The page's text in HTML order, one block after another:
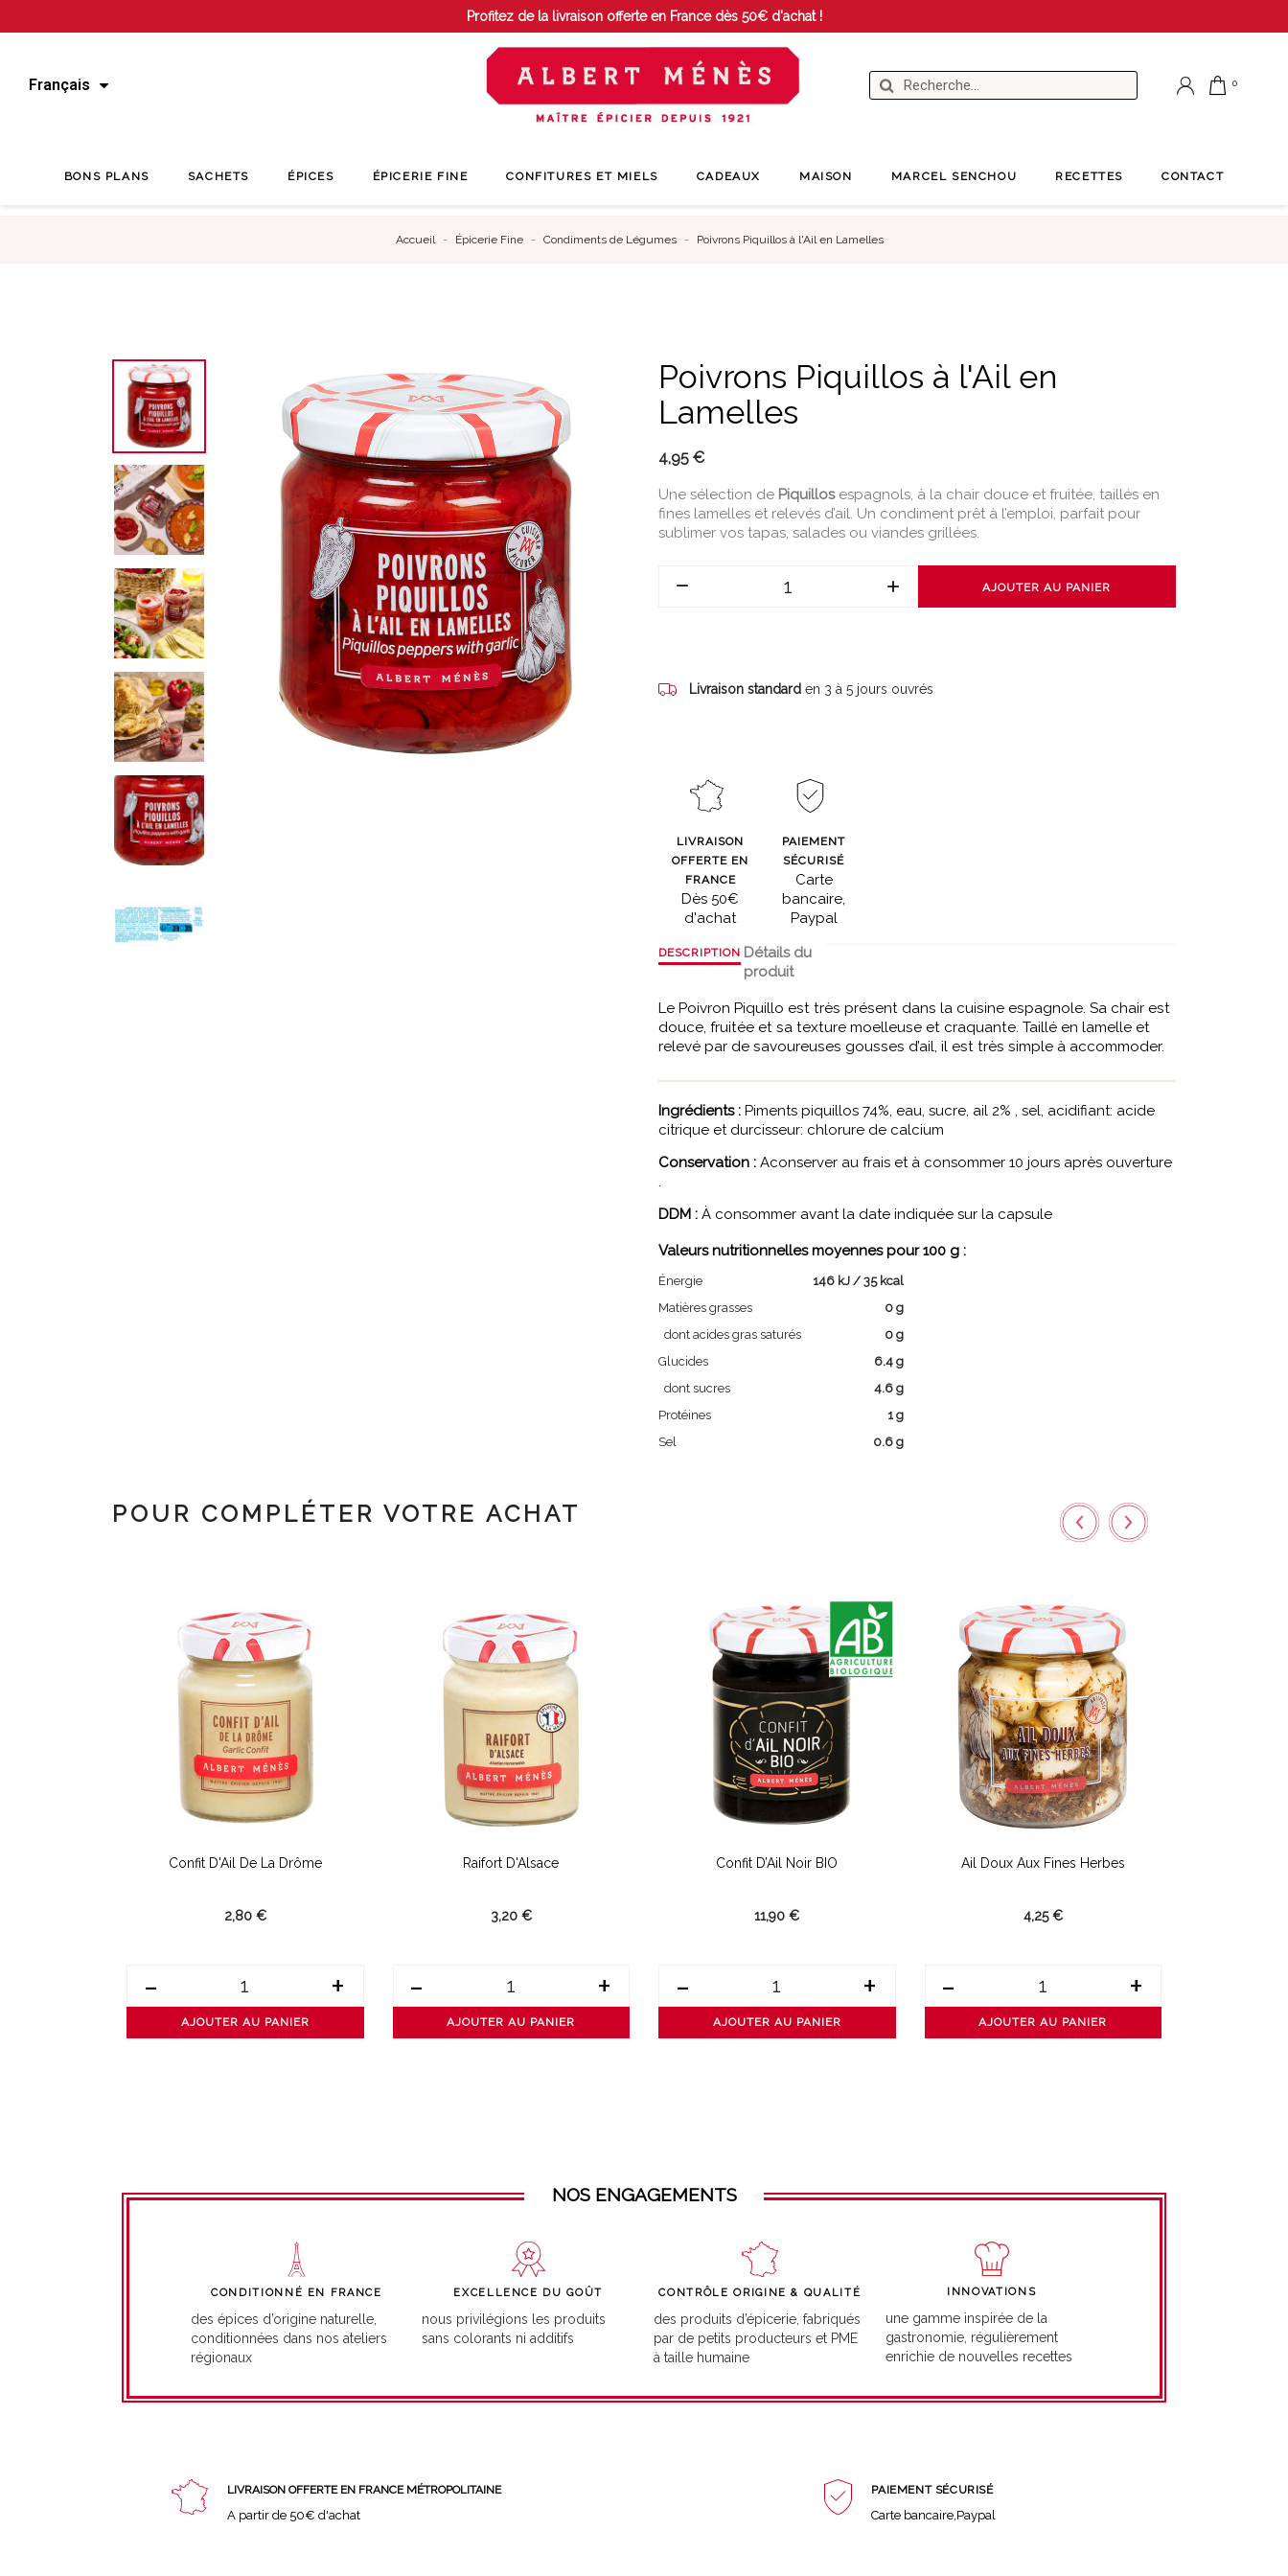
Profitez de la livraison offerte en France dès 50€ d'achat !
Français
BONS PLANS SACHETS ÉPICES ÉPICERIE FINE CONFITURES ET MIELS CADEAUX MAISON MARCEL SENCHOU RECETTES CONTACT
Accueil Épicerie Fine Condiments de Légumes Poivrons Piquillos à l'Ail en Lamelles
Poivrons Piquillos à l'Ail en
Lamelles
4,95 €
Une sélection de Piquillosespagnols, à la chair douce et fruitée, taillés en
fines lamelles et relevés d’ail. Un condiment prêt à l’emploi, parfait pour
sublimer vos tapas, salades ou viandes grillées.
AJOUTER AU PANIER
Livraison standard en 3 à 5 jours ouvrés
LIVRAISON
OFFERTE EN
FRANCE
Dès 50€
d'achat
PAIEMENT
SÉCURISÉ
Carte
bancaire,
Paypal
DESCRIPTION Détails du
produit
Le Poivron Piquillo est très présent dans la cuisine espagnole. Sa chair est
douce, fruitée et sa texture moelleuse et craquante. Taillé en lamelle et
relevé par de savoureuses gousses d’ail, il est très simple à accommoder.
Ingrédients : Piments piquillos 74%, eau, sucre, ail 2% , sel, acidifiant: acide
citrique et durcisseur: chlorure de calcium
Conservation : Aconserver au frais et à consommer 10 jours après ouverture
.
DDM : À consommer avant la date indiquée sur la capsule
Valeurs nutritionnelles moyennes pour 100 g :
Énergie
146 kJ / 35 kcal
Matières grasses
0 g
dont acides gras saturés
0 g
Glucides
6.4 g
dont sucres
4.6 g
Protéines
1 g
Sel
0.6 g
POUR COMPLÉTER VOTRE ACHAT
Confit D'Ail De La Drôme
2,80 €
- +
AJOUTER AU PANIER
Raifort D'Alsace
3,20 €
- +
AJOUTER AU PANIER
Confit D’Ail Noir BIO
11,90 €
- +
AJOUTER AU PANIER
Ail Doux Aux Fines Herbes
4,25 €
- +
AJOUTER AU PANIER
NOS ENGAGEMENTS
CONDITIONNÉ EN FRANCE
des épices d’origine naturelle,
conditionnées dans nos ateliers
régionaux
EXCELLENCE DU GOÛT
nous privilégions les produits
sans colorants ni additifs
CONTRÔLE ORIGINE & QUALITÉ
des produits d’épicerie, fabriqués
par de petits producteurs et PME
à taille humaine
INNOVATIONS
une gamme inspirée de la
gastronomie, régulièrement
enrichie de nouvelles recettes
LIVRAISON OFFERTE EN FRANCE MÉTROPOLITAINE
A partir de 50€ d'achat
PAIEMENT SÉCURISÉ
Carte bancaire,Paypal